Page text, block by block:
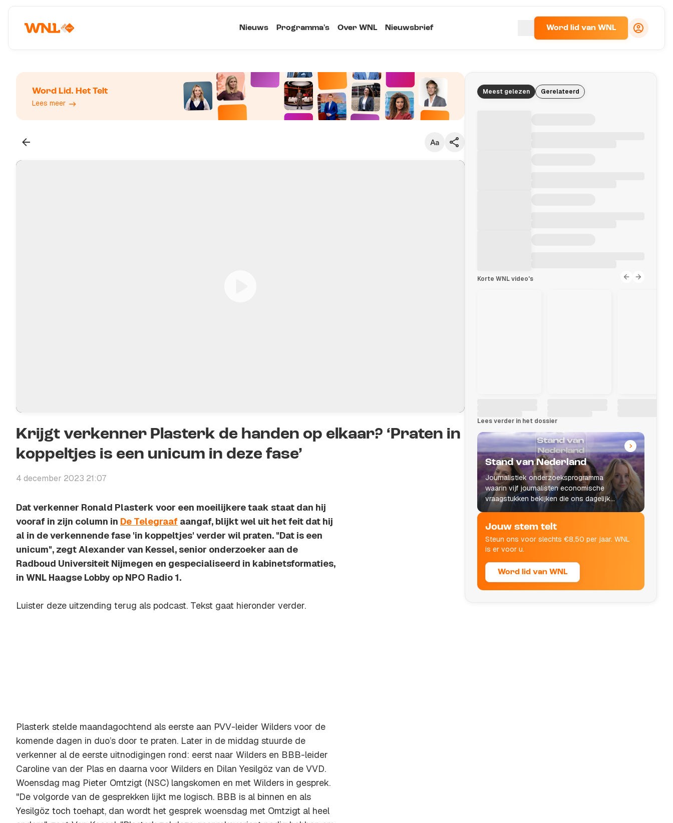
Nieuws Programma's Over WNL Nieuwsbrief Word lid van WNL
Word Lid. Het Telt
Lees meer
Krijgt verkenner Plasterk de handen op elkaar? ‘Praten in
koppeltjes is een unicum in deze fase’
4 december 2023 21:07
Dat verkenner Ronald Plasterk voor een moeilijkere taak staat dan hij
vooraf in zijn column in De Telegraaf aangaf, blijkt wel uit het feit dat hij
al in de verkennende fase 'in koppeltjes' verder wil praten. "Dat is een
unicum", zegt Alexander van Kessel, senior onderzoeker aan de
Radboud Universiteit Nijmegen en gespecialiseerd in kabinetsformaties,
in WNL Haagse Lobby op NPO Radio 1.
Luister deze uitzending terug als podcast. Tekst gaat hieronder verder.
Plasterk stelde maandagochtend als eerste aan PVV-leider Wilders voor de
komende dagen in duo’s door te praten. Later in de middag stuurde de
verkenner al de eerste uitnodigingen rond: eerst naar Wilders en BBB-leider
Caroline van der Plas en daarna voor Wilders en Dilan Yesilgöz van de VVD.
Woensdag mag Pieter Omtzigt (NSC) langskomen en met Wilders in gesprek.
"De volgorde van de gesprekken lijkt me logisch. BBB is al binnen en als
Yesilgöz toch toehapt, dan wordt het gesprek woensdag met Omtzigt al heel
Meest gelezen Gerelateerd
Korte WNL video's
Lees verder in het dossier
Stand van Nederland
Journalistiek onderzoeksprogramma
waarin vijf journalisten economische
vraagstukken bekijken die ons dagelijks
leven raken.
Jouw stem telt
Steun ons voor slechts €8,50 per jaar. WNL
is er voor u.
Word lid van WNL